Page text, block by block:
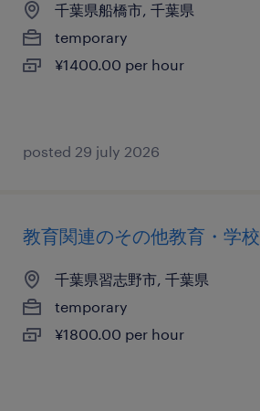
千葉県船橋市, 千葉県
temporary
¥1400.00 per hour
posted 29 july 2026
教育関連のその他教育・学校
千葉県習志野市, 千葉県
temporary
¥1800.00 per hour